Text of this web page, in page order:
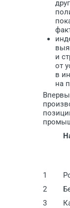
и
от
в
на
1
2
3